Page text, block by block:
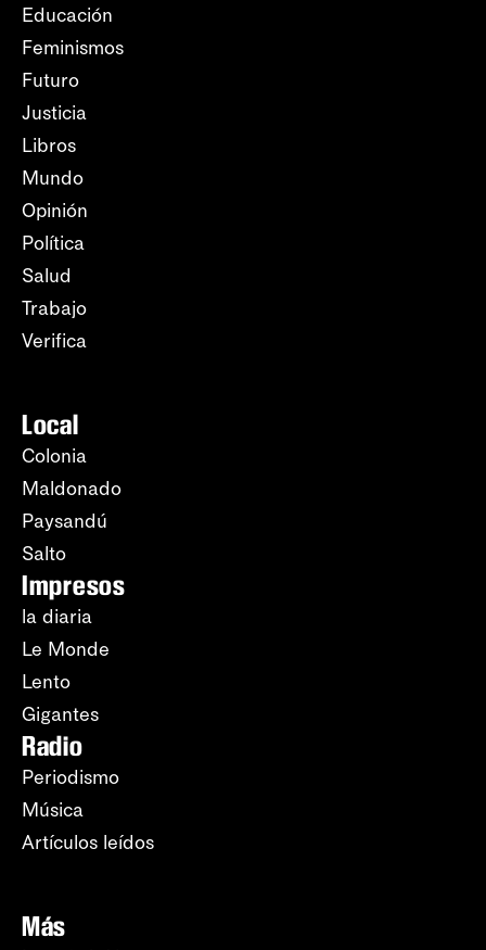
Educación
Feminismos
Futuro
Justicia
Libros
Mundo
Opinión
Política
Salud
Trabajo
Verifica
Local
Colonia
Maldonado
Paysandú
Salto
Impresos
la diaria
Le Monde
Lento
Gigantes
Radio
Periodismo
Música
Artículos leídos
Más